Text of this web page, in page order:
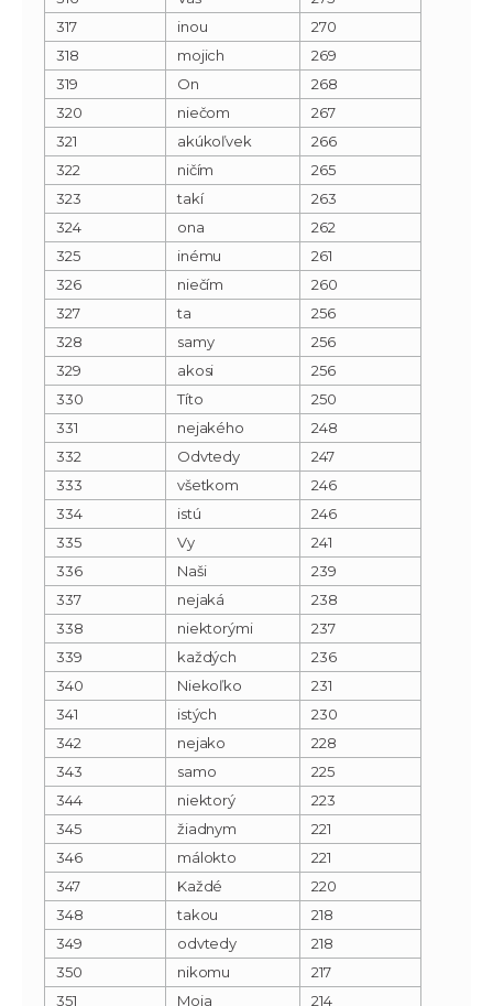
317
inou
270
318
mojich
269
319
On
268
320
niečom
267
321
akúkoľvek
266
322
ničím
265
323
takí
263
324
ona
262
325
inému
261
326
niečím
260
327
ta
256
328
samy
256
329
akosi
256
330
Títo
250
331
nejakého
248
332
Odvtedy
247
333
všetkom
246
334
istú
246
335
Vy
241
336
Naši
239
337
nejaká
238
338
niektorými
237
339
každých
236
340
Niekoľko
231
341
istých
230
342
nejako
228
343
samo
225
344
niektorý
223
345
žiadnym
221
346
málokto
221
347
Každé
220
348
takou
218
349
odvtedy
218
350
nikomu
217
351
Moja
214